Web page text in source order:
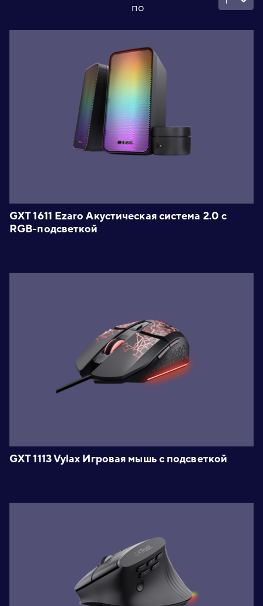
по
GXT 1611 Ezaro Акустическая система 2.0 с
RGB-подсветкой
GXT 1113 Vylax Игровая мышь с подсветкой